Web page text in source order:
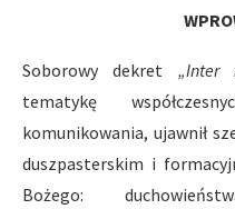
Soborowy dekret „Inter
tematykę
komunikowania, ujawnił
duszpasterskim i
Bożego: